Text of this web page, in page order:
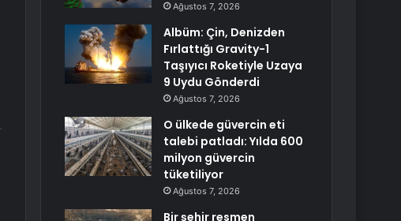
Ağustos 7, 2026
Albüm: Çin, Denizden
Fırlattığı Gravity-1
Taşıyıcı Roketiyle Uzaya
9 Uydu Gönderdi
Ağustos 7, 2026
O ülkede güvercin eti
talebi patladı: Yılda 600
milyon güvercin
tüketiliyor
Ağustos 7, 2026
Bir şehir resmen